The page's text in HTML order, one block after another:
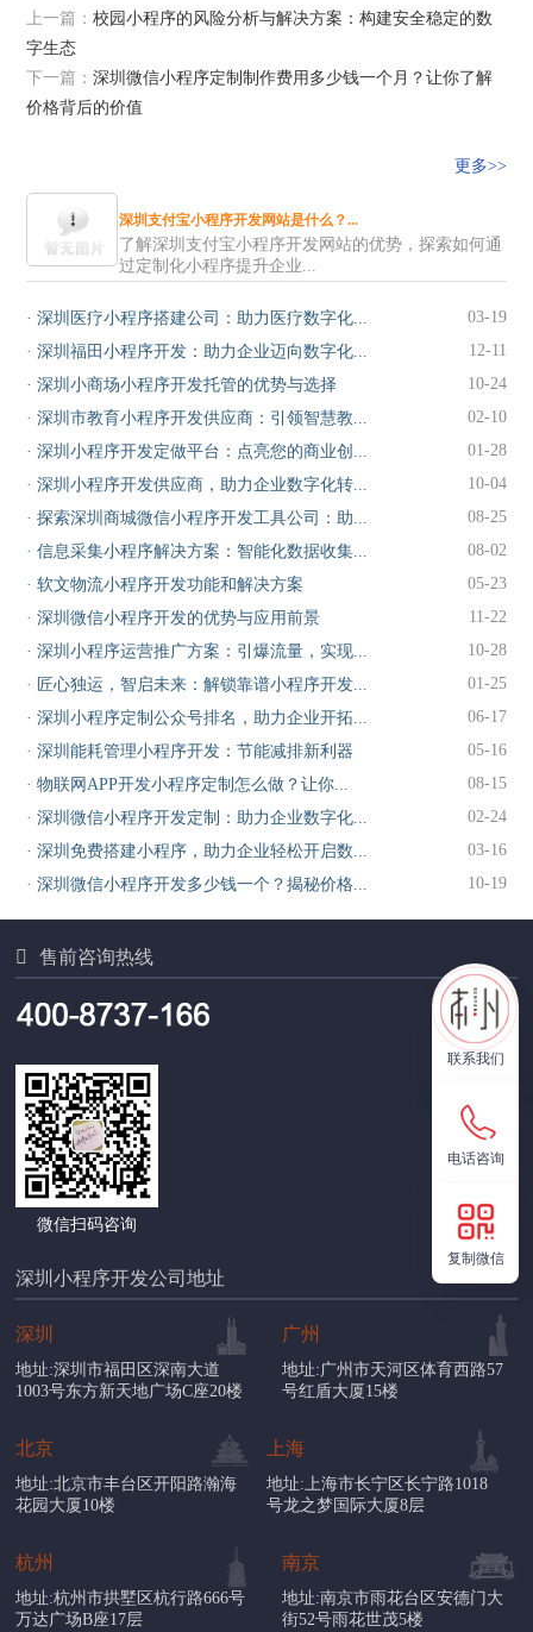
联系我们
电话咨询
复制微信
上一篇：校园小程序的风险分析与解决方案：构建安全稳定的数
字生态
下一篇：深圳微信小程序定制制作费用多少钱一个月？让你了解
价格背后的价值
更多>>
深圳支付宝小程序开发网站是什么？...
了解深圳支付宝小程序开发网站的优势，探索如何通
过定制化小程序提升企业...
03-19
·深圳医疗小程序搭建公司：助力医疗数字化...
12-11
·深圳福田小程序开发：助力企业迈向数字化...
10-24
·深圳小商场小程序开发托管的优势与选择
02-10
·深圳市教育小程序开发供应商：引领智慧教...
01-28
·深圳小程序开发定做平台：点亮您的商业创...
10-04
·深圳小程序开发供应商，助力企业数字化转...
08-25
·探索深圳商城微信小程序开发工具公司：助...
08-02
·信息采集小程序解决方案：智能化数据收集...
05-23
·软文物流小程序开发功能和解决方案
11-22
·深圳微信小程序开发的优势与应用前景
10-28
·深圳小程序运营推广方案：引爆流量，实现...
01-25
· 匠心独运，智启未来：解锁靠谱小程序开发...
06-17
·深圳小程序定制公众号排名，助力企业开拓...
05-16
·深圳能耗管理小程序开发：节能减排新利器
08-15
·物联网APP开发小程序定制怎么做？让你...
02-24
·深圳微信小程序开发定制：助力企业数字化...
03-16
·深圳免费搭建小程序，助力企业轻松开启数...
10-19
·深圳微信小程序开发多少钱一个？揭秘价格...
 售前咨询热线
微信扫码咨询
深圳小程序开发公司地址
深圳
地址:深圳市福田区深南大道
1003号东方新天地广场C座20楼
广州
地址:广州市天河区体育西路57
号红盾大厦15楼
北京
地址:北京市丰台区开阳路瀚海
花园大厦10楼
上海
地址:上海市长宁区长宁路1018
号龙之梦国际大厦8层
杭州
地址:杭州市拱墅区杭行路666号
万达广场B座17层
南京
地址:南京市雨花台区安德门大
街52号雨花世茂5楼